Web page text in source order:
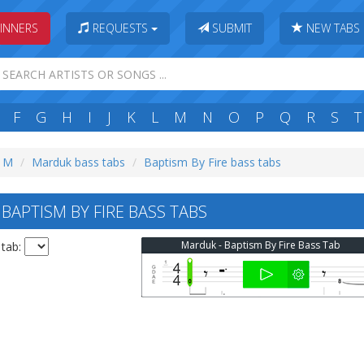
REQUESTS SUBMIT NEW TABS
F G H I J K L M N O P Q R S T
Marduk bass tabs Baptism By Fire bass tabs
BY FIRE BASS TABS
Marduk - Baptism By Fire Bass Tab